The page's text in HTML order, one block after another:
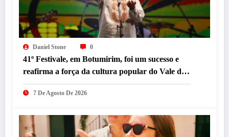
Daniel Stone 0
41º Festivale, em Botumirim, foi um sucesso e
reafirma a força da cultura popular do Vale do
Jequitinhonha
7 De Agosto De 2026